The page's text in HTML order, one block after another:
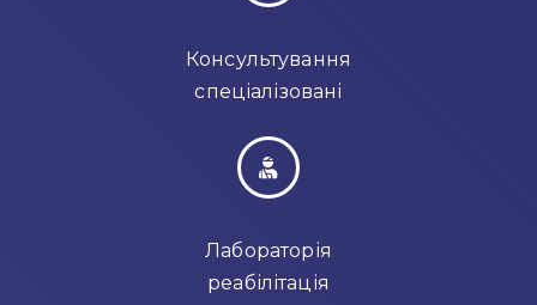
Консультування
спеціалізовані
Лабораторія
реабілітація